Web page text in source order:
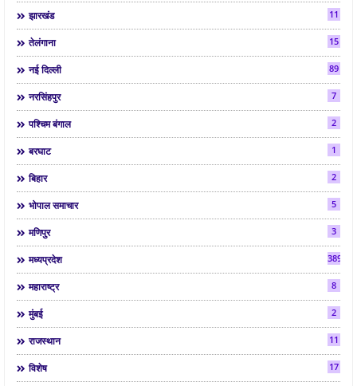
झारखंड 11
तेलंगाना 15
नई दिल्ली 89
नरसिंहपुर 7
पश्चिम बंगाल 2
बरघाट 1
बिहार 2
भोपाल समाचार 5
मणिपुर 3
मध्यप्रदेश 3892
महाराष्ट्र 8
मुंबई 2
राजस्थान 11
विशेष 17